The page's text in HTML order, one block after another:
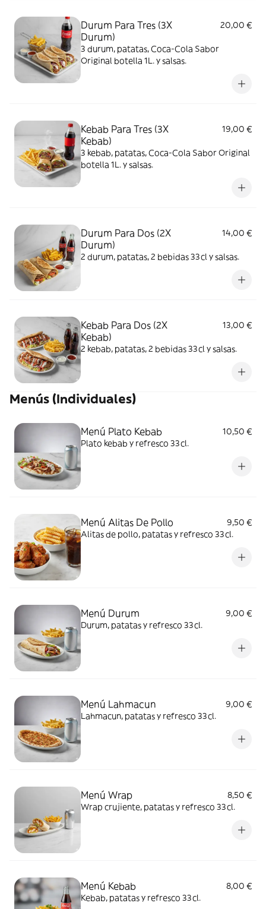
Durum Para Tres (3X
Durum)
20,00 €
3 durum, patatas, Coca-Cola Sabor
Original botella 1L. y salsas.
Kebab Para Tres (3X
Kebab)
19,00 €
3 kebab, patatas, Coca-Cola Sabor Original
botella 1L. y salsas.
Durum Para Dos (2X
Durum)
14,00 €
2 durum, patatas, 2 bebidas 33cl y salsas.
Kebab Para Dos (2X
Kebab)
13,00 €
2 kebab, patatas, 2 bebidas 33cl y salsas.
Menús (Individuales)
Menú Plato Kebab
10,50 €
Plato kebab y refresco 33cl.
Menú Alitas De Pollo
9,50 €
Alitas de pollo, patatas y refresco 33cl.
Menú Durum
9,00 €
Durum, patatas y refresco 33cl.
Menú Lahmacun
9,00 €
Lahmacun, patatas y refresco 33cl.
Menú Wrap
8,50 €
Wrap crujiente, patatas y refresco 33cl.
Menú Kebab
8,00 €
Kebab, patatas y refresco 33cl.